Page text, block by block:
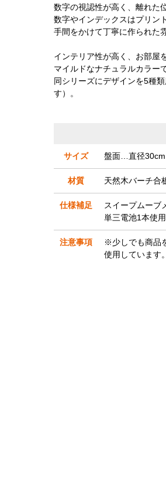
数字の視認性が高く、離れた
数字やインデックスはプリン
手間をかけて丁寧に作られた
インテリア性が高く、お部屋
マイルドなナチュラルカラー
同シリーズにデザインを5種
す）。
サイズ 盤面…直径30cm
材質 天然木バーチ合
仕様補足
スイープムーブ
単三電池1本使
注意事項
※少しでも商品
使用しています。